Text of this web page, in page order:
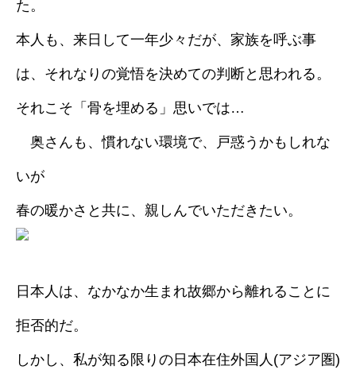
た。
本人も、来日して一年少々だが、家族を呼ぶ事
は、それなりの覚悟を決めての判断と思われる。
それこそ「骨を埋める」思いでは…
奥さんも、慣れない環境で、戸惑うかもしれな
いが
春の暖かさと共に、親しんでいただきたい。
日本人は、なかなか生まれ故郷から離れることに
拒否的だ。
しかし、私が知る限りの日本在住外国人(アジア圏)